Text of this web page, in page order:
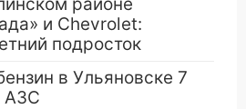
и Chevrolet:
подросток
в Ульяновске 7
АЗС